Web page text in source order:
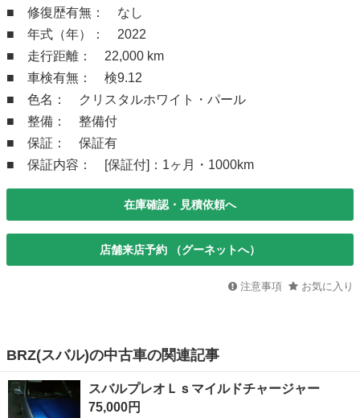
■ 修復歴有無： なし
■ 年式（年）： 2022
■ 走行距離： 22,000 km
■ 車検有無： 検9.12
■ 色名： クリスタルホワイト・パール
■ 整備： 整備付
■ 保証： 保証有
■ 保証内容： [保証付]：1ヶ月・1000km
在庫確認・見積依頼へ
店舗来店予約 （グーネットへ）
注意事項 お気に入り
BRZ(スバル)の中古車の関連記事
スバルプレオＬｓマイルドチャージャー
75,000円